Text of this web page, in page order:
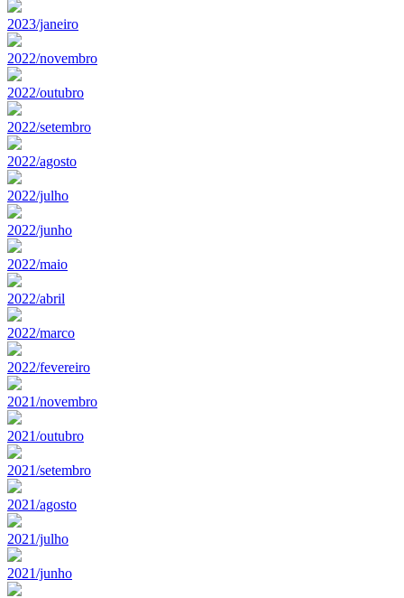
2023/janeiro
2022/novembro
2022/outubro
2022/setembro
2022/agosto
2022/julho
2022/junho
2022/maio
2022/abril
2022/marco
2022/fevereiro
2021/novembro
2021/outubro
2021/setembro
2021/agosto
2021/julho
2021/junho